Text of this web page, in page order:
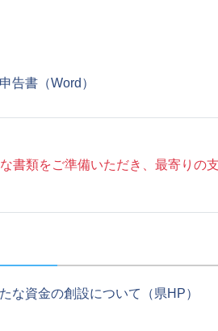
告書（Word）
書類をご準備いただき、最寄りの
な資金の創設について（県HP）